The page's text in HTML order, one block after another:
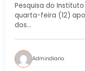
Pesquisa do
quarta-feira (12)
dos…
Admindiario